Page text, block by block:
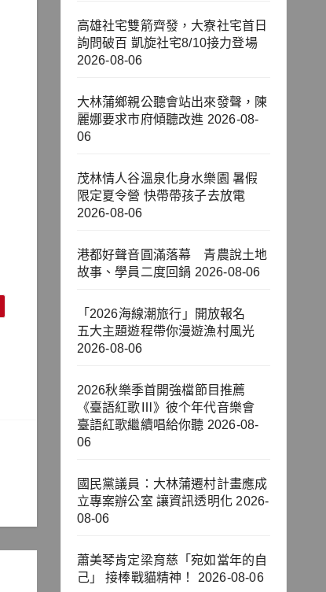
高雄社宅雙箭齊發，大寮社宅首日
詢問破百 凱旋社宅8/10接力登場
2026-08-06
大林蒲鄉親公聽會站出來發聲，陳
麗娜要求市府傾聽改進 2026-08-
06
茂林情人谷溫泉化身水樂園 暑假
限定夏令營 快帶帶孩子去放電
2026-08-06
港都好聲音圓滿落幕 青農說土地
故事、學員二度回鍋 2026-08-06
「2026海線潮旅行」開放報名
五大主題遊程帶你漫遊漁村風光
2026-08-06
2026秋樂季首開強檔節目推薦
《臺語紅歌Ⅲ》彼个年代音樂會
臺語紅歌繼續唱給你聽 2026-08-
06
國民黨議員：大林蒲遷村計畫應成
立專案辦公室 讓資訊透明化 2026-
08-06
蕭美琴肯定梁育慈「宛如當年的自
己」 接棒戰貓精神！
2026-08-06